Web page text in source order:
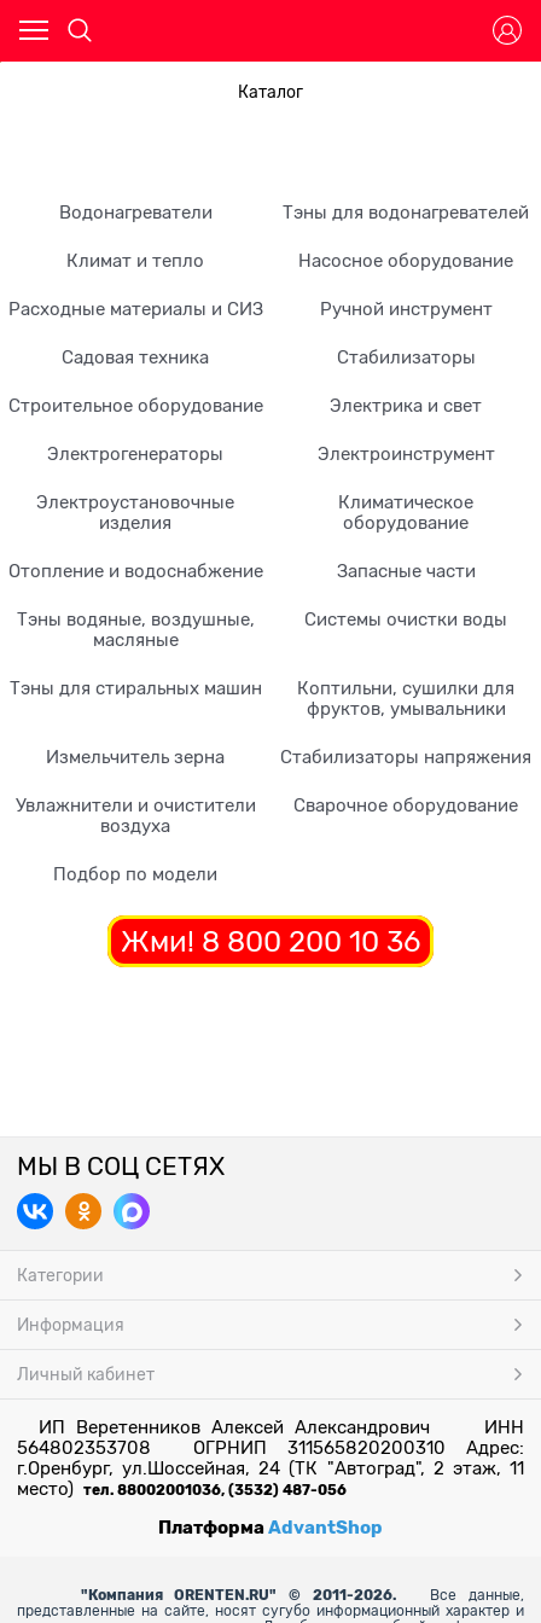
Каталог
Водонагреватели Тэны для водонагревателей
Климат и тепло Насосное оборудование
Расходные материалы и СИЗ Ручной инструмент
Садовая техника Стабилизаторы
Строительное оборудование Электрика и свет
Электрогенераторы Электроинструмент
Электроустановочные
изделия
Климатическое
оборудование
Отопление и водоснабжение Запасные части
Тэны водяные, воздушные,
масляные
Системы очистки воды
Тэны для стиральных машин
Коптильни, сушилки для
фруктов, умывальники
Измельчитель зерна Стабилизаторы напряжения
Увлажнители и очистители
воздуха
Сварочное оборудование
Подбор по модели
Жми! 8 800 200 10 36
МЫ В СОЦ СЕТЯХ
Категории
Информация
Личный кабинет
ИП Веретенников Алексей Александрович ИНН
564802353708 ОГРНИП 311565820200310 Адрес:
г.Оренбург, ул.Шоссейная, 24 (ТК "Автоград", 2 этаж, 11
место) тел. 88002001036, (3532) 487-056
ПлатформаAdvantShop
" Компания ORENTEN.RU" © 2011-2026.
Все данные,
представленные на сайте, носят сугубо информационный характер и